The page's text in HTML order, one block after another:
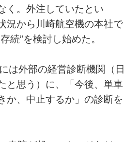
く。外注していたとい
況から川崎航空機の本社で
続”を検討し始めた。
は外部の経営診断機関（日
と思う）に、「今後、単車
か、中止するか」の診断を